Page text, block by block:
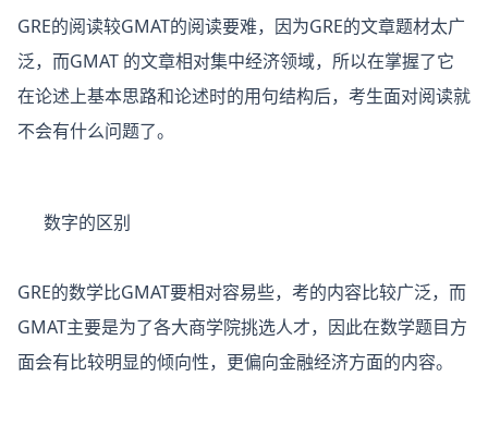
GRE的阅读较GMAT的阅读要难，因为GRE的文章题材太广
泛，而GMAT 的文章相对集中经济领域，所以在掌握了它
在论述上基本思路和论述时的用句结构后，考生面对阅读就
不会有什么问题了。
数字的区别
GRE的数学比GMAT要相对容易些，考的内容比较广泛，而
GMAT主要是为了各大商学院挑选人才，因此在数学题目方
面会有比较明显的倾向性，更偏向金融经济方面的内容。